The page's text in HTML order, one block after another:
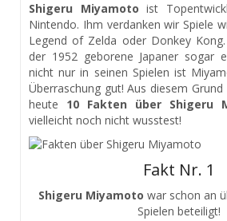
Shigeru Miyamoto ist
Nintendo. Ihm verdanken wir Spiele
Legend of Zelda oder Donkey
der 1952 geborene Japaner sogar
nicht nur in seinen Spielen ist
Überraschung gut! Aus diesem
heute 10 Fakten über Shigeru
vielleicht noch nicht wusstest!
Fakt Nr. 1
Shigeru Miyamoto war schon an
Spielen beteiligt!